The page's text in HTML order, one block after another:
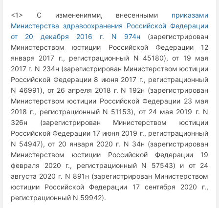
<1> С изменениями, внесенными приказами
Министерства здравоохранения Российской Федерации
от 20 декабря 2016 г. N 974н (зарегистрирован
Министерством юстиции Российской Федерации 12
января 2017 г., регистрационный N 45180), от 19 мая
2017 г. N 234н (зарегистрирован Министерством юстиции
Российской Федерации 8 июня 2017 г., регистрационный
N 46991), от 26 апреля 2018 г. N 192н (зарегистрирован
Министерством юстиции Российской Федерации 23 мая
2018 г., регистрационный N 51153), от 24 мая 2019 г. N
326н (зарегистрирован Министерством юстиции
Российской Федерации 17 июня 2019 г., регистрационный
N 54947), от 20 января 2020 г. N 34н (зарегистрирован
Министерством юстиции Российской Федерации 19
февраля 2020 г., регистрационный N 57543) и от 24
августа 2020 г. N 891н (зарегистрирован Министерством
юстиции Российской Федерации 17 сентября 2020 г.,
регистрационный N 59942).